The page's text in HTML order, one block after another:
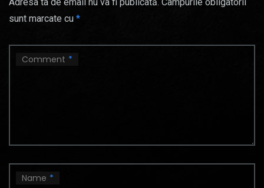
Adresa ta de email nu va fi publicată. Câmpurile obligatorii
sunt marcate cu *
Comment *
Name *